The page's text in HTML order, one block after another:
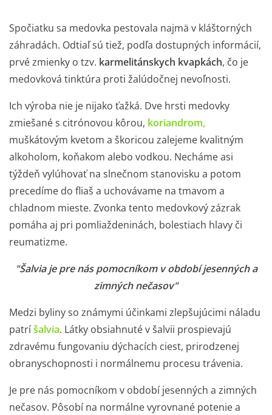
Spočiatku sa medovka pestovala najmä v kláštorných
záhradách. Odtiaľ sú tiež, podľa dostupných informácií,
prvé zmienky o tzv. karmelitánskych kvapkách, čo je
medovková tinktúra proti žalúdočnej nevoľnosti.
Ich výroba nie je nijako ťažká. Dve hrsti medovky
zmiešané s citrónovou kôrou, koriandrom,
muškátovým kvetom a škoricou zalejeme kvalitným
alkoholom, koňakom alebo vodkou. Necháme asi
týždeň vylúhovať na slnečnom stanovisku a potom
precedíme do fliaš a uchovávame na tmavom a
chladnom mieste. Zvonka tento medovkový zázrak
pomáha aj pri pomliaždeninách, bolestiach hlavy či
reumatizme.
"Šalvia je pre nás pomocníkom v období jesenných a
zimných nečasov"
Medzi byliny so známymi účinkami zlepšujúcimi náladu
patríšalvia. Látky obsiahnuté v šalvii prospievajú
zdravému fungovaniu dýchacích ciest, prirodzenej
obranyschopnosti i normálnemu procesu trávenia.
Je pre nás pomocníkom v období jesenných a zimných
nečasov. Pôsobí na normálne vyrovnané potenie a